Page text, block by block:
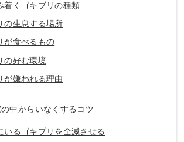
着くゴキブリの種類
の生息する場所
が食べるもの
の好む環境
が嫌われる理由
中からいなくするコツ
いるゴキブリを全滅させる